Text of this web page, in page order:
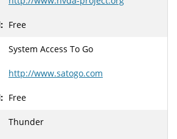
Free
System Access To Go
http://www.satogo.com
Free
Thunder